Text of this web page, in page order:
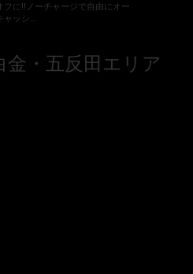
フに!!ノーチャージで自由にオー
ッシ...
・五反田エリア